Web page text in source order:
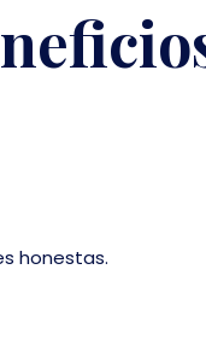
honestas.